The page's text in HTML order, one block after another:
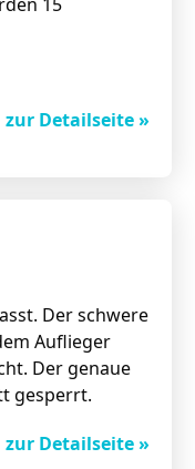
zur Detailseite »
Der schwere
Auflieger
Der genaue
gesperrt.
zur Detailseite »